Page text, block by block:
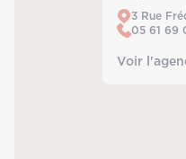
3 Rue
05 61 69
Voir